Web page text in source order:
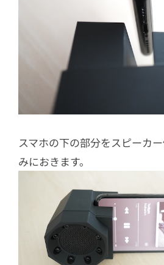
スマホの下の部分をスピーカ
みにおきます。